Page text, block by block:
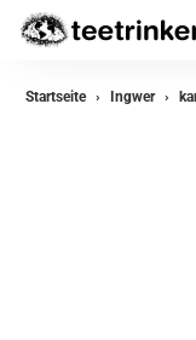
Startseite Ingwer